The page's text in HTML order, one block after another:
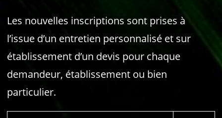
Les nouvelles inscriptions sont prises à
l’issue d’un entretien personnalisé et sur
établissement d’un devis pour chaque
demandeur, établissement ou bien
particulier.